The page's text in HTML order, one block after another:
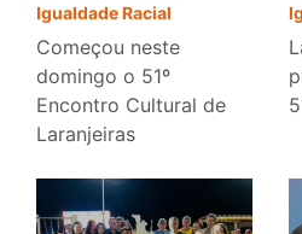
Igualdade Racial
Começou neste
domingo o 51º
Encontro Cultural de
Laranjeiras